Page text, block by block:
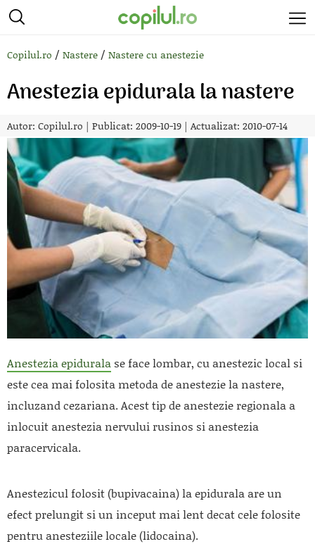
Copilul.ro / Nastere / Nastere cu anestezie
Anestezia epidurala la nastere
Autor: Copilul.ro | Publicat: 2009-10-19 | Actualizat: 2010-07-14
Anestezia epidurala se face lombar, cu anestezic local si
este cea mai folosita metoda de anestezie la nastere,
incluzand cezariana. Acest tip de anestezie regionala a
inlocuit anestezia nervului rusinos si anestezia
paracervicala.
Anestezicul folosit (bupivacaina) la epidurala are un
efect prelungit si un inceput mai lent decat cele folosite
pentru anesteziile locale (lidocaina).